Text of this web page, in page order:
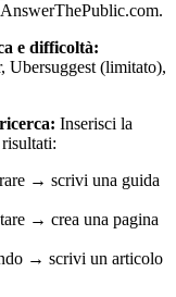
e difficoltà:
Ubersuggest (limitato),
Inserisci la
→ scrivi una guida
→ crea una pagina
→ scrivi un articolo